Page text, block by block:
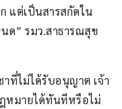
แต่เป็นสารสกัดใน
ด” รมว.สาธารณสุข
ที่ไม่ได้รับอนุญาต เจ้า
หมายได้ทันทีหรือไม่